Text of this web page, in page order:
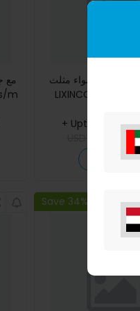
أضواء مثلث LED RGBIC الذكية من
LIXINCORDA تزامن الموسيقى،
+ Upto 9.80%
BUY
Save 34%